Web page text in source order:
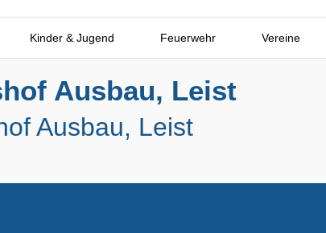
Kinder & Jugend Feuerwehr Vereine
Ausbau, Leist
Ausbau, Leist